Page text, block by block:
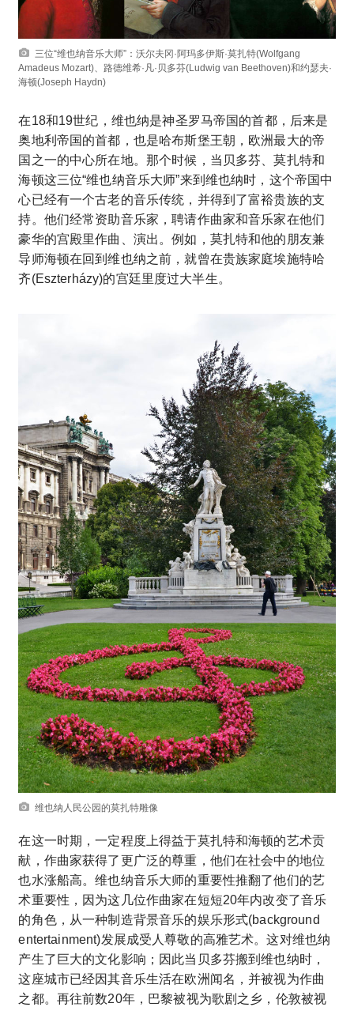
三位“维也纳音乐大师”：沃尔夫冈·阿玛多伊斯·莫扎特(Wolfgang
Amadeus Mozart)、路德维希·凡·贝多芬(Ludwig van Beethoven)和约瑟夫·
海顿(Joseph Haydn)
在18和19世纪，维也纳是神圣罗马帝国的首都，后来是
奥地利帝国的首都，也是哈布斯堡王朝，欧洲最大的帝
国之一的中心所在地。那个时候，当贝多芬、莫扎特和
海顿这三位“维也纳音乐大师”来到维也纳时，这个帝国中
心已经有一个古老的音乐传统，并得到了富裕贵族的支
持。他们经常资助音乐家，聘请作曲家和音乐家在他们
豪华的宫殿里作曲、演出。例如，莫扎特和他的朋友兼
导师海顿在回到维也纳之前，就曾在贵族家庭埃施特哈
齐(Eszterházy)的宫廷里度过大半生。
维也纳人民公园的莫扎特雕像
在这一时期，一定程度上得益于莫扎特和海顿的艺术贡
献，作曲家获得了更广泛的尊重，他们在社会中的地位
也水涨船高。维也纳音乐大师的重要性推翻了他们的艺
术重要性，因为这几位作曲家在短短20年内改变了音乐
的角色，从一种制造背景音乐的娱乐形式(background
entertainment)发展成受人尊敬的高雅艺术。这对维也纳
产生了巨大的文化影响；因此当贝多芬搬到维也纳时，
这座城市已经因其音乐生活在欧洲闻名，并被视为作曲
之都。再往前数20年，巴黎被视为歌剧之乡，伦敦被视